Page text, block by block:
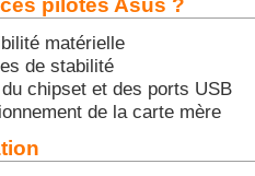
pilotes Asus ?
matérielle
de stabilité
chipset et des ports USB
de la carte mère